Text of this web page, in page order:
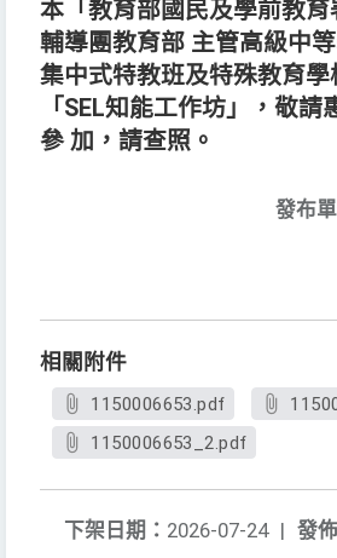
本「教育部國民及學前教
輔導團教育部 主管高級中
集中式特教班及特殊教育
「SEL知能工作坊」，敬
參 加，請查照。
發布
相關附件
1150006653.pdf
1150006653_2.pdf
發
下架日期： 2026-07-24 |